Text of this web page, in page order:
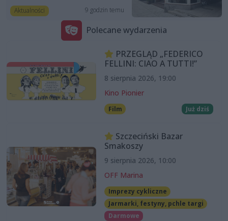
Aktualności 9 godzin temu
Polecane wydarzenia
PRZEGLĄD „FEDERICO
FELLINI: CIAO A TUTTI!”
8 sierpnia 2026, 19:00
Kino Pionier
Film Już dziś
Szczeciński Bazar
Smakoszy
9 sierpnia 2026, 10:00
OFF Marina
Imprezy cykliczne
Jarmarki, festyny, pchle targi
Darmowe